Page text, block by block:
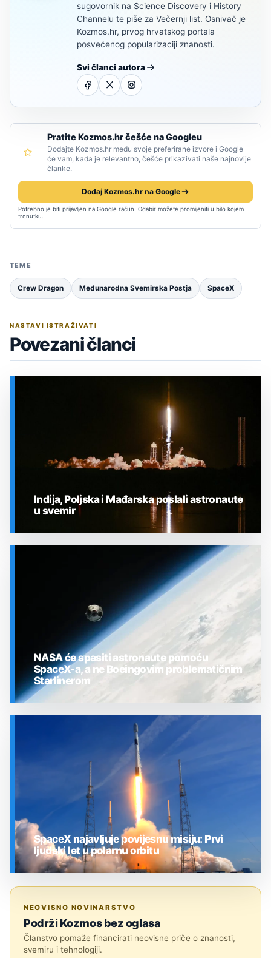
sugovornik na Science Discovery i History
Channelu te piše za Večernji list. Osnivač je
Kozmos.hr, prvog hrvatskog portala
posvećenog popularizaciji znanosti.
Svi članci autora
Pratite Kozmos.hr češće na Googleu
Dodajte Kozmos.hr među svoje preferirane izvore i Google
će vam, kada je relevantno, češće prikazivati naše najnovije
članke.
Dodaj Kozmos.hr na Google
Potrebno je biti prijavljen na Google račun. Odabir možete promijeniti u bilo kojem
trenutku.
TEME
Crew Dragon Međunarodna Svemirska Postja SpaceX
NASTAVI ISTRAŽIVATI
Povezani članci
Indija, Poljska i Mađarska poslali astronaute
u svemir
NASA će spasiti astronaute pomoću
SpaceX-a, a ne Boeingovim problematičnim
Starlinerom
SpaceX najavljuje povijesnu misiju: Prvi
ljudski let u polarnu orbitu
NEOVISNO NOVINARSTVO
Podrži Kozmos bez oglasa
Članstvo pomaže financirati neovisne priče o znanosti,
svemiru i tehnologiji.